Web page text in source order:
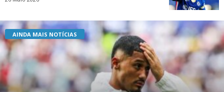
AINDA MAIS NOTÍCIAS